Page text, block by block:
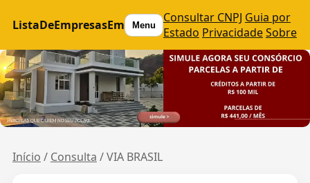
ListaDeEmpresasEm Menu Consultar CNPJ Guia por
Estado PrivacidadeSobre
Início / Consulta /VIA BRASIL